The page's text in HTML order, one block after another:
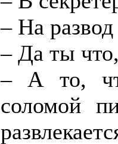
– На
– Да ты
– А то,
соломой